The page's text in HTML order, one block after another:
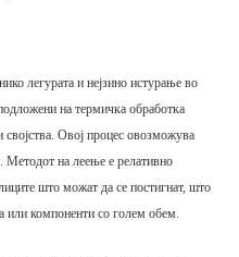
легурата и нејзино истурање во
на термичка обработка
својства. Овој процес овозможува
на леење е релативно
што можат да се постигнат, што
или компоненти со голем обем.